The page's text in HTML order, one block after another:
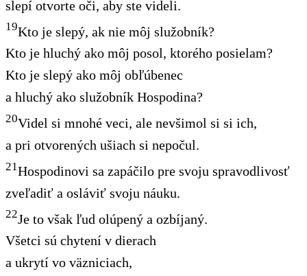
slepí otvorte oči, aby ste videli.
19Kto je slepý, ak nie môj služobník?
Kto je hluchý ako môj posol, ktorého posielam?
Kto je slepý ako môj obľúbenec
a hluchý ako služobník Hospodina?
20Videl si mnohé veci, ale nevšimol si si ich,
a pri otvorených ušiach si nepočul.
21Hospodinovi sa zapáčilo pre svoju spravodlivosť
zveľadiť a osláviť svoju náuku.
22Je to však ľud olúpený a ozbíjaný.
Všetci sú chytení v dierach
a ukrytí vo väzniciach,